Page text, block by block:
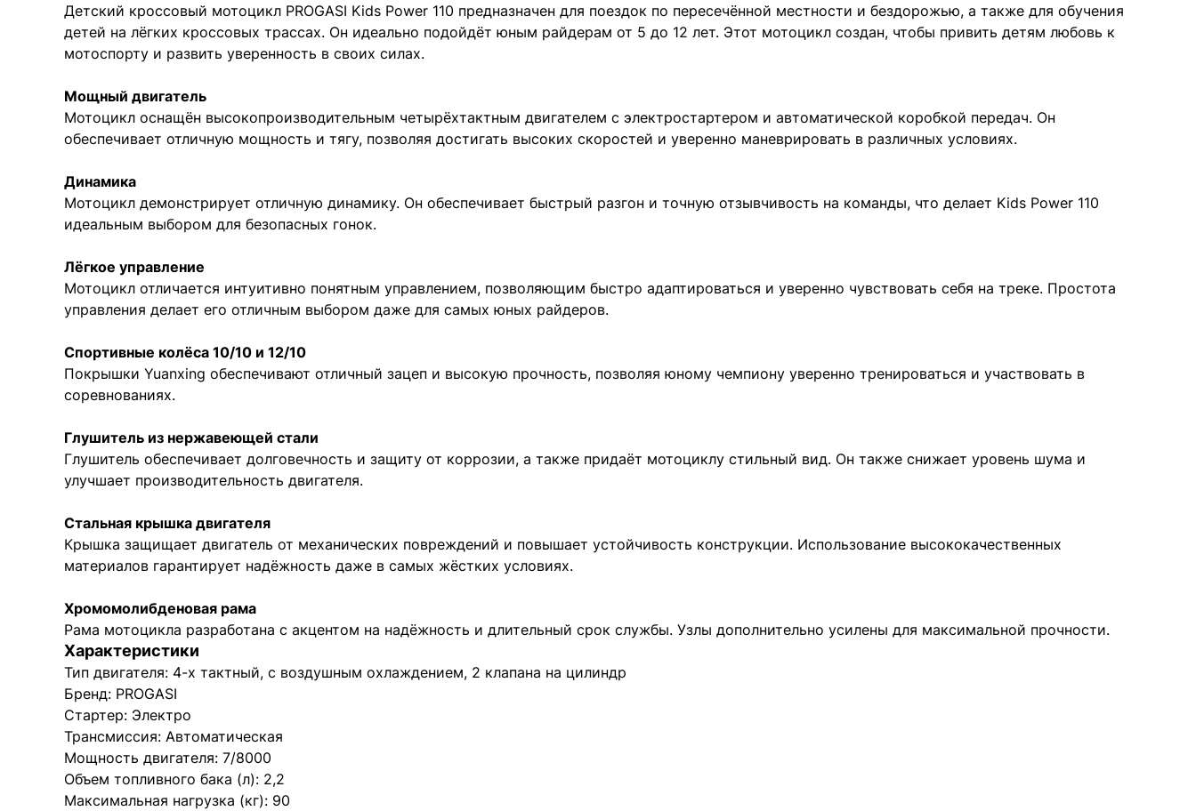
Детский кроссовый мотоцикл PROGASI Kids Power 110 предназначен для поездок по пересечённой местности и бездорожью, а также для обучения
детей на лёгких кроссовых трассах. Он идеально подойдёт юным райдерам от 5 до 12 лет. Этот мотоцикл создан, чтобы привить детям любовь к
мотоспорту и развить уверенность в своих силах.
Мощный двигатель
Мотоцикл оснащён высокопроизводительным четырёхтактным двигателем с электростартером и автоматической коробкой передач. Он
обеспечивает отличную мощность и тягу, позволяя достигать высоких скоростей и уверенно маневрировать в различных условиях.
Динамика
Мотоцикл демонстрирует отличную динамику. Он обеспечивает быстрый разгон и точную отзывчивость на команды, что делает Kids Power 110
идеальным выбором для безопасных гонок.
Лёгкое управление
Мотоцикл отличается интуитивно понятным управлением, позволяющим быстро адаптироваться и уверенно чувствовать себя на треке. Простота
управления делает его отличным выбором даже для самых юных райдеров.
Спортивные колёса 10/10 и 12/10
Покрышки Yuanxing обеспечивают отличный зацеп и высокую прочность, позволяя юному чемпиону уверенно тренироваться и участвовать в
соревнованиях.
Глушитель из нержавеющей стали
Глушитель обеспечивает долговечность и защиту от коррозии, а также придаёт мотоциклу стильный вид. Он также снижает уровень шума и
улучшает производительность двигателя.
Стальная крышка двигателя
Крышка защищает двигатель от механических повреждений и повышает устойчивость конструкции. Использование высококачественных
материалов гарантирует надёжность даже в самых жёстких условиях.
Хромомолибденовая рама
Рама мотоцикла разработана с акцентом на надёжность и длительный срок службы. Узлы дополнительно усилены для максимальной прочности.
Характеристики
Тип двигателя: 4-х тактный, с воздушным охлаждением, 2 клапана на цилиндр
Бренд: PROGASI
Стартер: Электро
Трансмиссия: Автоматическая
Мощность двигателя: 7/8000
Объем топливного бака (л): 2,2
Максимальная нагрузка (кг): 90